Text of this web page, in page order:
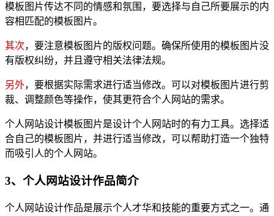
模板图片传达不同的情感和氛围，要选择与自己所要展示的内
容相匹配的模板图片。
其次，要注意模板图片的版权问题。确保所使用的模板图片没
有版权纠纷，并且遵守相关法律法规。
另外，要根据实际需求进行适当修改。可以对模板图片进行剪
裁、调整颜色等操作，使其更符合个人网站的需求。
个人网站设计模板图片是设计个人网站时的有力工具。选择适
合自己的模板图片，并进行适当修改，可以帮助打造一个独特
而吸引人的个人网站。
3、个人网站设计作品简介
个人网站设计作品是展示个人才华和技能的重要方式之一。通